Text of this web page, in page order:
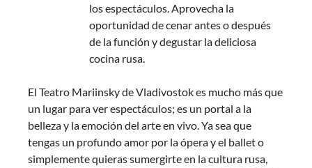
los espectáculos. Aprovecha la
oportunidad de cenar antes o después
de la función y degustar la deliciosa
cocina rusa.
El Teatro Mariinsky de Vladivostok es mucho más que
un lugar para ver espectáculos; es un portal a la
belleza y la emoción del arte en vivo. Ya sea que
tengas un profundo amor por la ópera y el ballet o
simplemente quieras sumergirte en la cultura rusa,